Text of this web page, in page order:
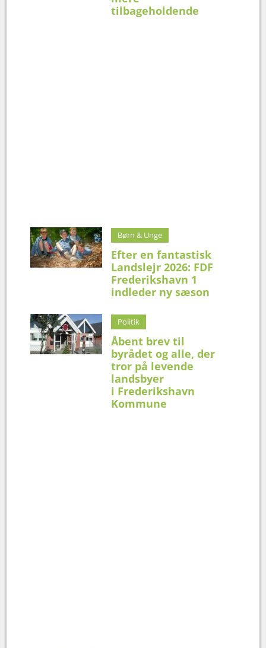
tilbageholdende
Børn & Unge
Efter en fantastisk
Landslejr 2026: FDF
Frederikshavn 1
indleder ny sæson
Politik
Åbent brev til
byrådet og alle, der
tror på levende
landsbyer
i Frederikshavn
Kommune